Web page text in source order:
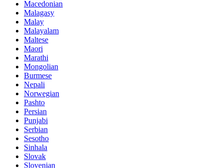
Macedonian
Malagasy
Malay
Malayalam
Maltese
Maori
Marathi
Mongolian
Burmese
Nepali
Norwegian
Pashto
Persian
Punjabi
Serbian
Sesotho
Sinhala
Slovak
Slovenian